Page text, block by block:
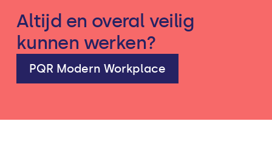
Altijd en overal veilig
kunnen werken?
PQR Modern Workplace